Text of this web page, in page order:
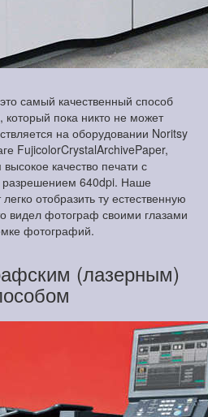
самый качественный способ
который пока никто не может
на оборудовании Noritsy
FujicolorCrystalArchivePaper,
качество печати с
640dpi. Наше
отобразить ту естественную
видел фотограф своими глазами
фотографий.
(лазерным)